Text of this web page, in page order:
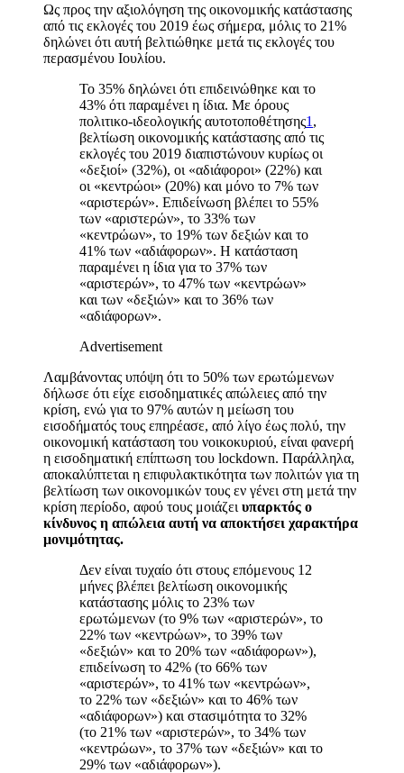
Ως προς την αξιολόγηση της οικονομικής κατάστασης
από τις εκλογές του 2019 έως σήμερα, μόλις το 21%
δηλώνει ότι αυτή βελτιώθηκε μετά τις εκλογές του
περασμένου Ιουλίου.
Το 35% δηλώνει ότι επιδεινώθηκε και το
43% ότι παραμένει η ίδια. Με όρους
πολιτικο-ιδεολογικής αυτοτοποθέτησης1 ,
βελτίωση οικονομικής κατάστασης από τις
εκλογές του 2019 διαπιστώνουν κυρίως οι
«δεξιοί» (32%), οι «αδιάφοροι» (22%) και
οι «κεντρώοι» (20%) και μόνο το 7% των
«αριστερών». Επιδείνωση βλέπει το 55%
των «αριστερών», το 33% των
«κεντρώων», το 19% των δεξιών και το
41% των «αδιάφορων». Η κατάσταση
παραμένει η ίδια για το 37% των
«αριστερών», το 47% των «κεντρώων»
και των «δεξιών» και το 36% των
«αδιάφορων».
Advertisement
Λαμβάνοντας υπόψη ότι το 50% των ερωτώμενων
δήλωσε ότι είχε εισοδηματικές απώλειες από την
κρίση, ενώ για το 97% αυτών η μείωση του
εισοδήματός τους επηρέασε, από λίγο έως πολύ, την
οικονομική κατάσταση του νοικοκυριού, είναι φανερή
η εισοδηματική επίπτωση του lockdown. Παράλληλα,
αποκαλύπτεται η επιφυλακτικότητα των πολιτών για τη
βελτίωση των οικονομικών τους εν γένει στη μετά την
κρίση περίοδο, αφού τους μοιάζει υπαρκτός ο
κίνδυνος η απώλεια αυτή να αποκτήσει χαρακτήρα
μονιμότητας.
Δεν είναι τυχαίο ότι στους επόμενους 12
μήνες βλέπει βελτίωση οικονομικής
κατάστασης μόλις το 23% των
ερωτώμενων (το 9% των «αριστερών», το
22% των «κεντρώων», το 39% των
«δεξιών» και το 20% των «αδιάφορων»),
επιδείνωση το 42% (το 66% των
«αριστερών», το 41% των «κεντρώων»,
το 22% των «δεξιών» και το 46% των
«αδιάφορων») και στασιμότητα το 32%
(το 21% των «αριστερών», το 34% των
«κεντρώων», το 37% των «δεξιών» και το
29% των «αδιάφορων»).